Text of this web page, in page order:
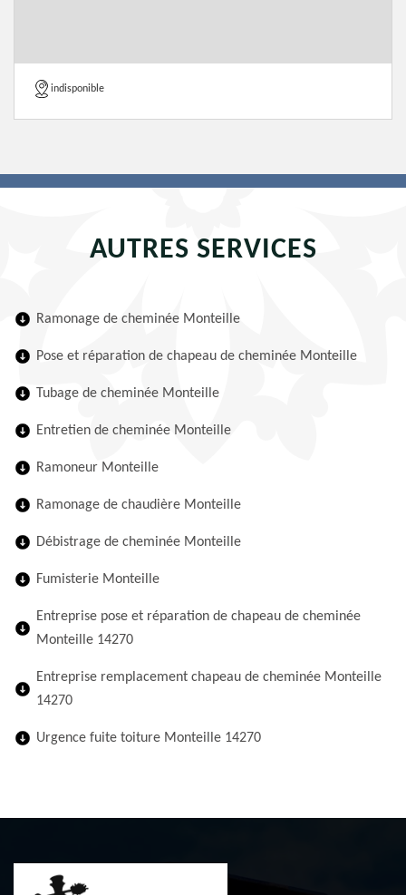
indisponible
AUTRES SERVICES
Ramonage de cheminée Monteille
Pose et réparation de chapeau de cheminée Monteille
Tubage de cheminée Monteille
Entretien de cheminée Monteille
Ramoneur Monteille
Ramonage de chaudière Monteille
Débistrage de cheminée Monteille
Fumisterie Monteille
Entreprise pose et réparation de chapeau de cheminée
Monteille 14270
Entreprise remplacement chapeau de cheminée Monteille
14270
Urgence fuite toiture Monteille 14270